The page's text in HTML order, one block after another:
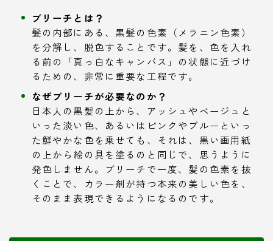
ブリーチとは？
髪の内部にある、黒髪の色素（メラニン色素）
を分解し、脱色することです。髪を、色を入れ
る前の「真っ白なキャンバス」の状態に近づけ
るための、非常に重要な工程です。
なぜブリーチが必要なのか？
日本人の黒髪の上から、アッシュやベージュと
いった淡い色、あるいはピンクやブルーといっ
た鮮やかな色を乗せても、それは、黒い画用紙
の上から絵の具を塗るのと同じで、思うように
発色しません。ブリーチで一度、髪の色素を抜
くことで、カラー剤が持つ本来の美しい色を、
そのまま表現できるようになるのです。